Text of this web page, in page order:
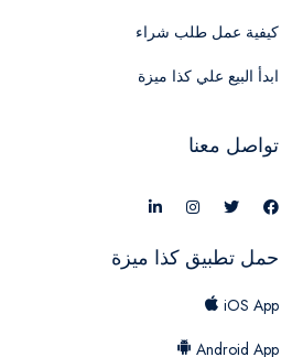
كيفية عمل طلب شراء
ابدأ البيع علي كذا ميزة
تواصل معنا
حمل تطبيق كذا ميزة
iOS App
Android App